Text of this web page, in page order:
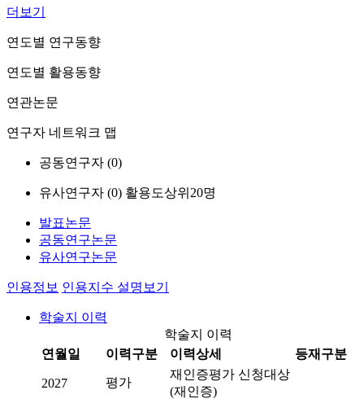
더보기
연도별 연구동향
연도별 활용동향
연관논문
연구자 네트워크 맵
공동연구자 (0)
유사연구자 (0) 활용도상위20명
발표논문
공동연구논문
유사연구논문
인용정보 인용지수 설명보기
학술지 이력
학술지 이력
연월일
이력구분 이력상세 등재구분
2027 평가
재인증평가 신청대상
(재인증)